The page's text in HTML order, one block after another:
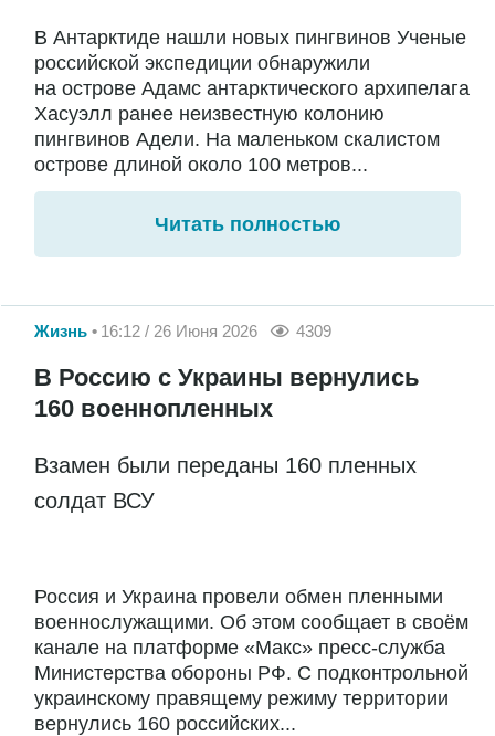
В Антарктиде нашли новых пингвинов Ученые
российской экспедиции обнаружили
на острове Адамс антарктического архипелага
Хасуэлл ранее неизвестную колонию
пингвинов Адели. На маленьком скалистом
острове длиной около 100 метров...
Читать полностью
Жизнь 16:12 / 26 Июня 2026 4309
В Россию с Украины вернулись
160 военнопленных
Взамен были переданы 160 пленных
солдат ВСУ
Россия и Украина провели обмен пленными
военнослужащими. Об этом сообщает в своём
канале на платформе «Макс» пресс-служба
Министерства обороны РФ. С подконтрольной
украинскому правящему режиму территории
вернулись 160 российских...